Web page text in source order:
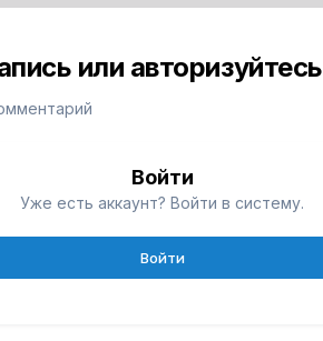
или авторизуйтесь
Войти
Уже есть аккаунт? Войти в систему.
Войти